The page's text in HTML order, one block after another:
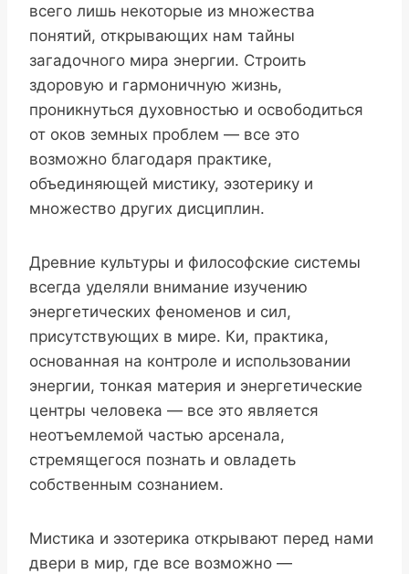
всего лишь некоторые из множества
понятий, открывающих нам тайны
загадочного мира энергии. Строить
здоровую и гармоничную жизнь,
проникнуться духовностью и освободиться
от оков земных проблем — все это
возможно благодаря практике,
объединяющей мистику, эзотерику и
множество других дисциплин.
Древние культуры и философские системы
всегда уделяли внимание изучению
энергетических феноменов и сил,
присутствующих в мире. Ки, практика,
основанная на контроле и использовании
энергии, тонкая материя и энергетические
центры человека — все это является
неотъемлемой частью арсенала,
стремящегося познать и овладеть
собственным сознанием.
Мистика и эзотерика открывают перед нами
двери в мир, где все возможно —